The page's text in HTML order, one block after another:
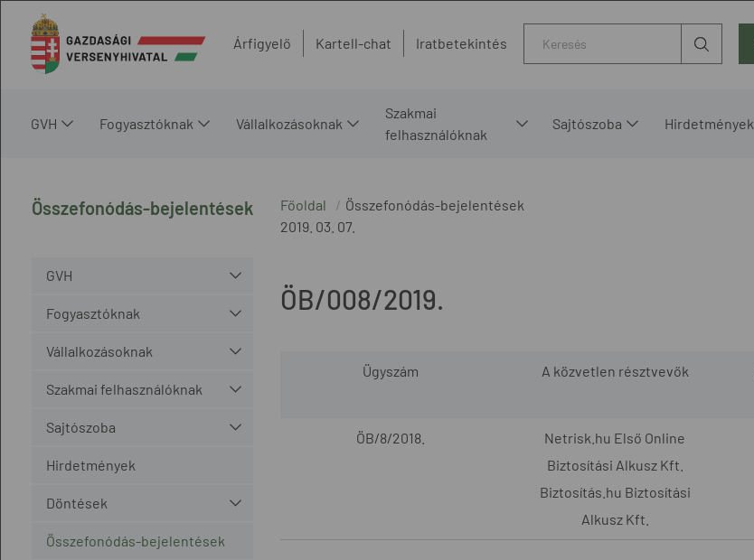
Árfigyelő Kartell-chat Iratbetekintés
GVH Fogyasztóknak Vállalkozásoknak
Szakmai
felhasználóknak
Sajtószoba Hirdetmények
Összefonódás-bejelentések
GVH
Fogyasztóknak
Vállalkozásoknak
Szakmai felhasználóknak
Sajtószoba
Hirdetmények
Döntések
Összefonódás-bejelentések
Főoldal
Összefonódás-bejelentések
2019. 03. 07.
ÖB/008/2019.
Ügyszám A közvetlen résztvevők
ÖB/8/2018.
Netrisk.hu Első Online
Biztosítási Alkusz Kft.
Biztosítás.hu Biztosítási
Alkusz Kft.